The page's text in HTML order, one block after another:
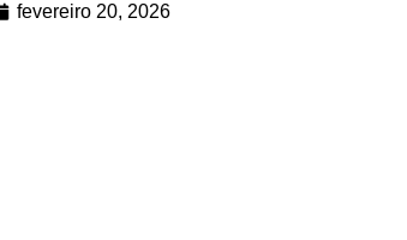
fevereiro 20, 2026